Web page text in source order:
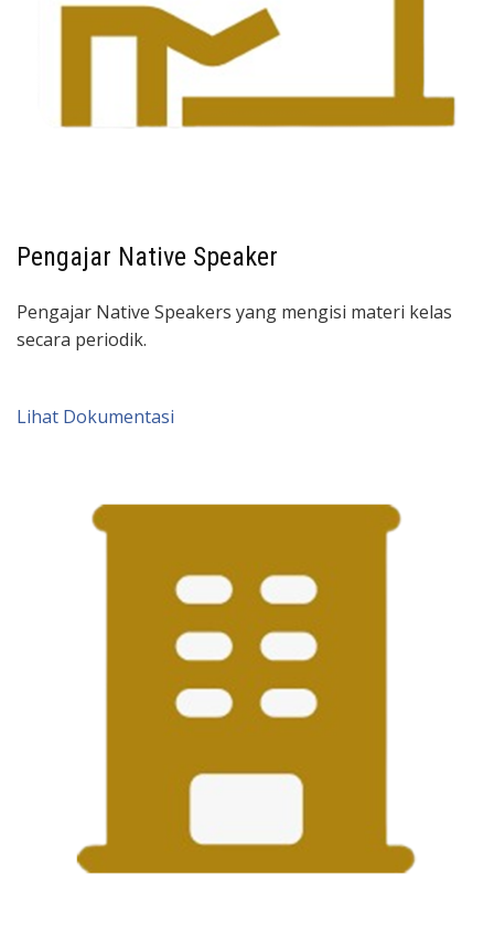
Pengajar Native Speaker
Pengajar Native Speakers yang mengisi materi kelas
secara periodik.
Lihat Dokumentasi